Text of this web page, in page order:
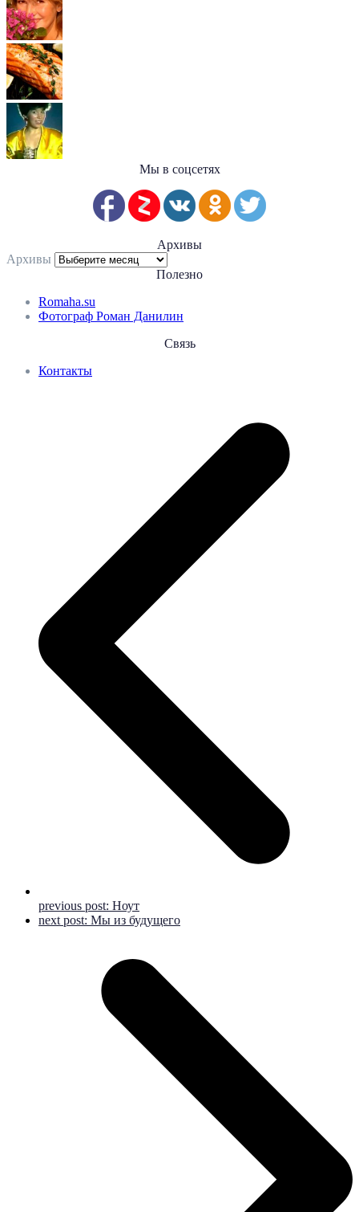
Мы в соцсетях
Архивы
Архивы
Полезно
Romaha.su
Фотограф Роман Данилин
Связь
Контакты
previous post: Ноут
next post: Мы из будущего